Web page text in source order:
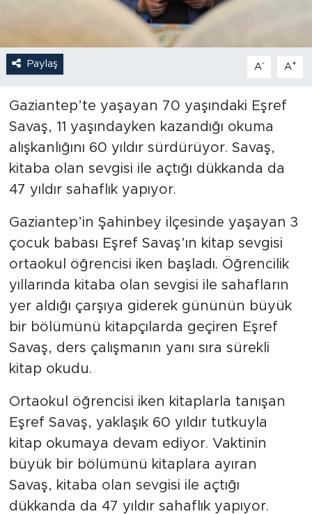
Paylaş A- A+
Gaziantep’te yaşayan 70 yaşındaki Eşref
Savaş, 11 yaşındayken kazandığı okuma
alışkanlığını 60 yıldır sürdürüyor. Savaş,
kitaba olan sevgisi ile açtığı dükkanda da
47 yıldır sahaflık yapıyor.
Gaziantep’in Şahinbey ilçesinde yaşayan 3
çocuk babası Eşref Savaş’ın kitap sevgisi
ortaokul öğrencisi iken başladı. Öğrencilik
yıllarında kitaba olan sevgisi ile sahafların
yer aldığı çarşıya giderek gününün büyük
bir bölümünü kitapçılarda geçiren Eşref
Savaş, ders çalışmanın yanı sıra sürekli
kitap okudu.
Ortaokul öğrencisi iken kitaplarla tanışan
Eşref Savaş, yaklaşık 60 yıldır tutkuyla
kitap okumaya devam ediyor. Vaktinin
büyük bir bölümünü kitaplara ayıran
Savaş, kitaba olan sevgisi ile açtığı
dükkanda da 47 yıldır sahaflık yapıyor.